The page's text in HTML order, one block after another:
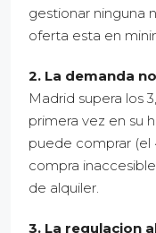
gestionar ninguna
oferta esta en
2. La demanda
Madrid supera los
primera vez en su
puede comprar (el
compra
de alquiler.
3. La regulacion